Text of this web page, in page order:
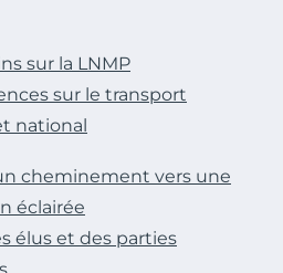
sur la LNMP
sur le transport
national
cheminement vers une
éclairée
élus et des parties